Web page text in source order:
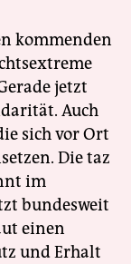
kommenden
jetzt
Auch
sich vor Ort
Die taz
im
bundesweit
einen
und Erhalt